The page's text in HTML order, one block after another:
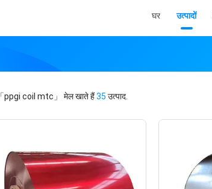
घर उत्पादों
「ppgi coil mtc」 मेल खाते हैं35 उत्पाद.